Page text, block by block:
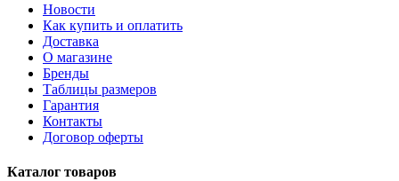
Новости
Как купить и оплатить
Доставка
О магазине
Бренды
Таблицы размеров
Гарантия
Контакты
Договор оферты
Каталог товаров